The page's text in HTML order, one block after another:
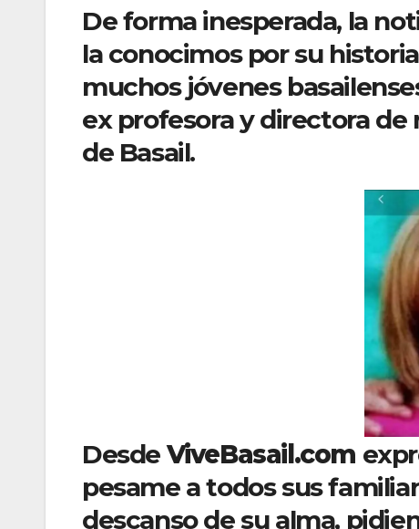
De forma inesperada, la
la conocimos por su
muchos jóvenes
ex profesora y directora
de Basail.
DesdeViveBasail.com
pesame a todos sus
descanso de su alma,